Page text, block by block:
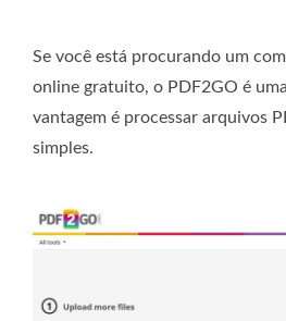
Se você está procurando um
online gratuito, o PDF2GO é
vantagem é processar arquivos
simples.